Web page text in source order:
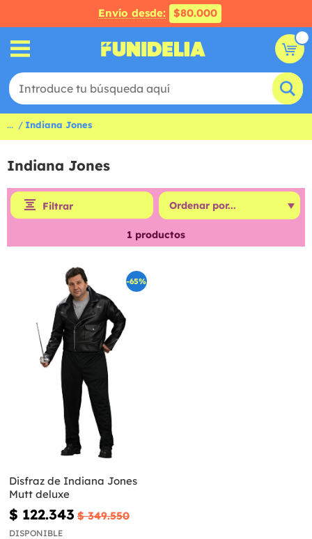
Envío desde: $80.000
... Indiana Jones
Indiana Jones
Filtrar
1 productos
-65%
Disfraz de Indiana Jones
Mutt deluxe
$ 122.343 $ 349.550
DISPONIBLE